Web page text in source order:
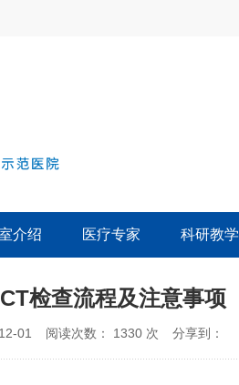
介绍 医疗专家 科研教学
检查流程及注意事项
01 阅读次数： 1330 次 分享到：